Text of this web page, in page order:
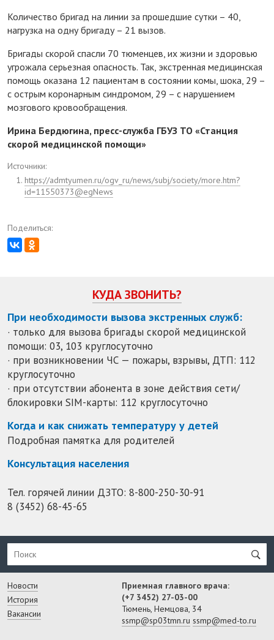
Количество бригад на линии за прошедшие сутки – 40,
нагрузка на одну бригаду – 21 вызов.
Бригады скорой спасли 70 тюменцев, их жизни и здоровью
угрожала серьезная опасность. Так, экстренная медицинская
помощь оказана 12 пациентам в состоянии комы, шока, 29 –
с острым коронарным синдромом, 29 – с нарушением
мозгового кровообращения.
Ирина Бердюгина, пресс-служба ГБУЗ ТО «Станция
скорой медицинской помощи»
Источники:
https://admtyumen.ru/ogv_ru/news/subj/society/more.htm?
id=11550373@egNews
Поделиться:
КУДА ЗВОНИТЬ?
При необходимости вызова экстренных служб:
· только для вызова бригады скорой медицинской
помощи: 03, 103 круглосуточно
· при возникновении ЧС — пожары, взрывы, ДТП: 112
круглосуточно
· при отсутствии абонента в зоне действия сети/
блокировки SIM-карты: 112 круглосуточно
Когда и как снижать температуру у детей
Подробная памятка для родителей
Консультация населения
Тел. горячей линии ДЗТО: 8-800-250-30-91
8 (3452) 68-45-65
Новости
История
Вакансии
Приемная главного врача:
(+7 3452) 27-03-00
Тюмень, Немцова, 34
ssmp@sp03tmn.ru ssmp@med-to.ru